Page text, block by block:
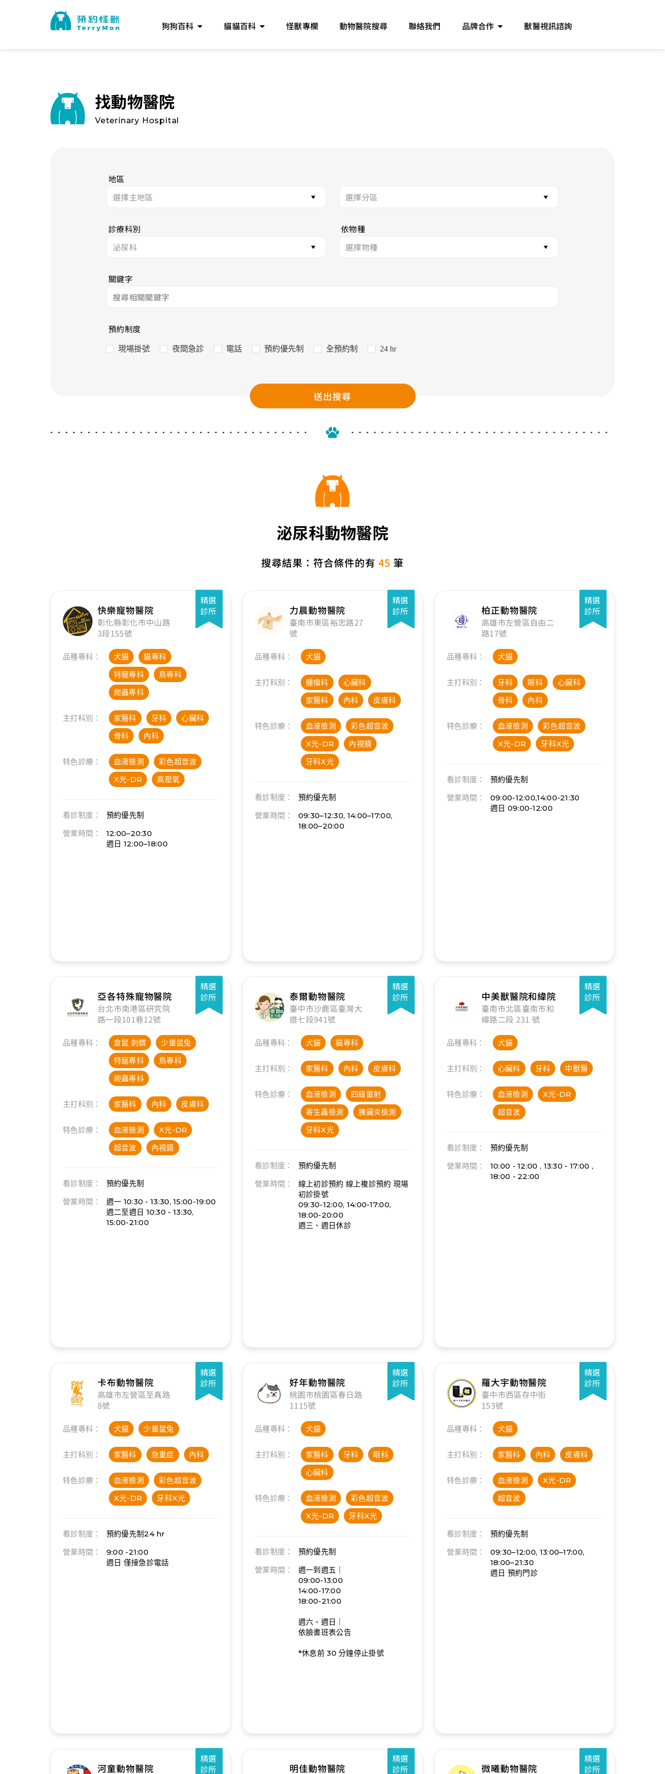
狗狗百科 貓貓百科 怪獸專欄 動物醫院搜尋 聯絡我們 品牌合作 獸醫視訊諮詢
找動物醫院
Veterinary Hospital
地區
診療科別 依物種
關鍵字
預約制度
現場掛號 夜間急診 電話 預約優先制 全預約制 24 hr
送出搜尋
泌尿科動物醫院
搜尋結果：符合條件的有 45 筆
精選
診所
快樂寵物醫院
彰化縣彰化市中山路
3段155號
品種專科： 犬貓
貓專科
特寵專科
鳥專科
爬蟲專科
主打科別： 家醫科 牙科
心臟科
骨科
內科
特色診療： 血液檢測
彩色超音波
X光-DR
高壓氧
看診制度：
預約優先制
營業時間：
12:00–20:30
週日 12:00–18:00
精選
診所
力晨動物醫院
臺南市東區裕忠路27
號
品種專科： 犬貓
主打科別： 腫瘤科
心臟科
家醫科
內科 皮膚科
特色診療： 血液檢測
彩色超音波
X光-DR
內視鏡
牙科X光
看診制度：
預約優先制
營業時間：
09:30–12:30, 14:00–17:00,
18:00–20:00
精選
診所
柏正動物醫院
高雄市左營區自由二
路17號
品種專科： 犬貓
主打科別： 牙科 眼科
心臟科
骨科
內科
特色診療： 血液檢測
彩色超音波
X光-DR
牙科X光
看診制度：
預約優先制
營業時間：
09:00-12:00,14:00-21:30
週日 09:00-12:00
精選
診所
亞各特殊寵物醫院
台北市南港區研究院
路一段101巷12號
品種專科： 倉鼠 刺蝟
少量鼠兔
特寵專科
鳥專科
爬蟲專科
主打科別： 家醫科 內科 皮膚科
特色診療： 血液檢測
X光-DR
超音波
內視鏡
看診制度：
預約優先制
營業時間：
週一 10:30 - 13:30, 15:00-19:00
週二至週日 10:30 - 13:30,
15:00-21:00
精選
診所
泰爾動物醫院
臺中市沙鹿區臺灣大
道七段941號
品種專科： 犬貓 貓專科
主打科別： 家醫科 內科 皮膚科
特色診療： 血液檢測
四級雷射
寄生蟲檢測
胰臟炎檢測
牙科X光
看診制度：
預約優先制
營業時間：
線上初診預約 線上複診預約 現場
初診掛號
09:30-12:00, 14:00-17:00,
18:00-20:00
週三、週日休診
精選
診所
中美獸醫院和緯院
臺南市北區臺南市和
緯路二段 231 號
品種專科： 犬貓
主打科別： 心臟科 牙科 中獸醫
特色診療： 血液檢測
X光-DR
超音波
看診制度：
預約優先制
營業時間：
10:00 - 12:00 , 13:30 - 17:00 ,
18:00 - 22:00
精選
診所
卡布動物醫院
高雄市左營區至真路
8號
品種專科： 犬貓 少量鼠兔
主打科別： 家醫科 急重症 內科
特色診療： 血液檢測
彩色超音波
X光-DR
牙科X光
看診制度： 預約優先制24 hr
營業時間：
9:00 -21:00
週日 僅接急診電話
精選
診所
好年動物醫院
桃園市桃園區春日路
1115號
品種專科： 犬貓
主打科別： 家醫科 牙科
眼科
心臟科
特色診療： 血液檢測
彩色超音波
X光-DR
牙科X光
看診制度：
預約優先制
營業時間：
週一到週五｜
09:00-13:00
14:00-17:00
18:00-21:00
週六、週日｜
依臉書班表公告
*休息前 30 分鐘停止掛號
精選
診所
羅大宇動物醫院
臺中市西區存中街
153號
品種專科： 犬貓
主打科別： 家醫科 內科 皮膚科
特色診療： 血液檢測
X光-DR
超音波
看診制度：
預約優先制
營業時間：
09:30–12:00, 13:00–17:00,
18:00–21:30
週日 預約門診
精選
診所
河童動物醫院
精選
診所
明佳動物醫院
精選
診所
微曦動物醫院